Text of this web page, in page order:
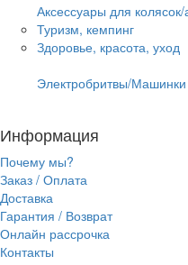
Аксессуары для колясок/
Туризм, кемпинг
Здоровье, красота, уход
Электробритвы/
Информация
Почему мы?
Заказ / Оплата
Доставка
Гарантия / Возврат
Онлайн рассрочка
Контакты